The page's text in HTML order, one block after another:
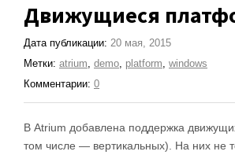
Движущиеся
Дата публикации: 20 мая, 2015
Метки: atrium, demo, platform, windows
Комментарии: 0
В Atrium добавлена поддержка
том числе — вертикальных). На них не